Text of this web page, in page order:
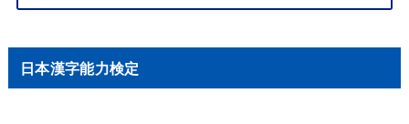
日本漢字能力検定